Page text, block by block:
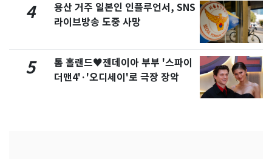
4
용산 거주 일본인 인플루언서, SNS
라이브방송 도중 사망
5
톰 홀랜드♥젠데이아 부부 '스파이
더맨4'·'오디세이'로 극장 장악